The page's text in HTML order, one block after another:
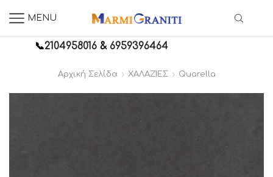
MENU
📞2104958016 &6959396464
Αρχική Σελίδα ΧΑΛΑΖΙΕΣ Quarella